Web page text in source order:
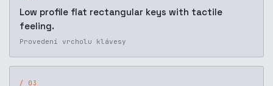
Low profile flat rectangular keys with tactile
feeling.
Provedení vrcholu klávesy
/ 03